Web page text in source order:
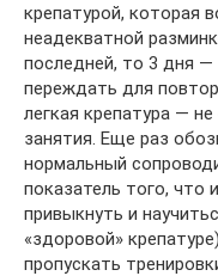
крепатурой, которая
неадекватной
последней, то 3 дня
переждать для
легкая крепатура —
занятия. Еще раз
нормальный
показатель того, что
привыкнуть и
«здоровой»
пропускать